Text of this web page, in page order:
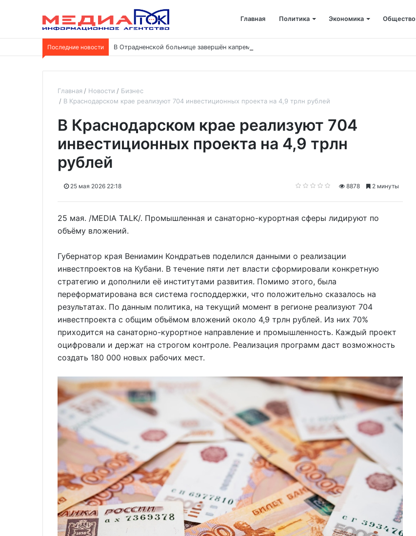
Главная Политика Экономика Общество
Последние новости В Отрадненской больнице завершён капремонт терапевтического корпуса
Главная Новости
Бизнес
В Краснодарском крае реализуют 704 инвестиционных проекта на 4,9 трлн рублей
В Краснодарском крае реализуют 704
инвестиционных проекта на 4,9 трлн
рублей
25 мая 2026 22:18 8878 2 минуты
25 мая. /MEDIA TALK/. Промышленная и санаторно-курортная сферы лидируют по
объёму вложений.
Губернатор края Вениамин Кондратьев поделился данными о реализации
инвестпроектов на Кубани. В течение пяти лет власти сформировали конкретную
стратегию и дополнили её институтами развития. Помимо этого, была
переформатирована вся система господдержки, что положительно сказалось на
результатах. По данным политика, на текущий момент в регионе реализуют 704
инвестпроекта с общим объёмом вложений около 4,9 трлн рублей. Из них 70%
приходится на санаторно-курортное направление и промышленность. Каждый проект
оцифровали и держат на строгом контроле. Реализация программ даст возможность
создать 180 000 новых рабочих мест.